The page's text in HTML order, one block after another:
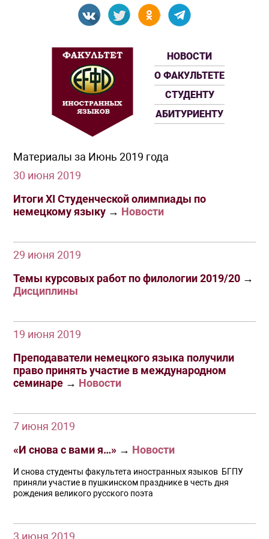
НОВОСТИ
О ФАКУЛЬТЕТЕ
СТУДЕНТУ
АБИТУРИЕНТУ
Материалы за Июнь 2019 года
30 июня 2019
Итоги XI Студенческой олимпиады по
немецкому языку → Новости
29 июня 2019
Темы курсовых работ по филологии 2019/20 →
Дисциплины
19 июня 2019
Преподаватели немецкого языка получили
право принять участие в международном
семинаре → Новости
7 июня 2019
«И снова с вами я…» → Новости
И снова студенты факультета иностранных языков БГПУ
приняли участие в пушкинском празднике в честь дня
рождения великого русского поэта
3 июня 2019